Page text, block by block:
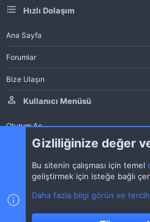
Hızlı Dolaşım
Ana Sayfa
Forumlar
Bize Ulaşın
Kullanıcı Menüsü
Oturum Aç
Community platform by XenForo ® ©
ThemeHouse
Discord Integration © Jason Axelrod of
Gizliliğinize değer
Bu sitenin çalışması için temel
geliştirmek için isteğe bağlı
Daha fazla bilgi görün ve